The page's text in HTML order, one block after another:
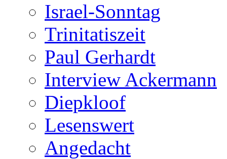
Israel-Sonntag
Trinitatiszeit
Paul Gerhardt
Interview Ackermann
Diepkloof
Lesenswert
Angedacht